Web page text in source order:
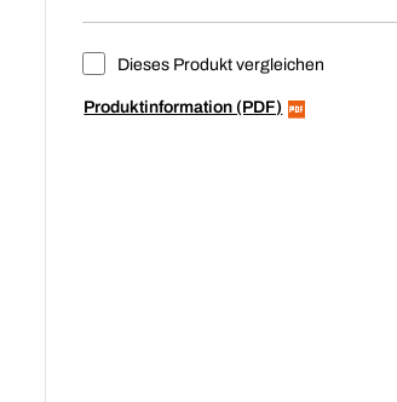
Dieses Produkt vergleichen
Produktinformation (PDF)